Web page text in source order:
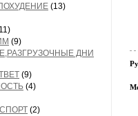
(13)
(9)
ДНИ
(9)
(4)
(2)